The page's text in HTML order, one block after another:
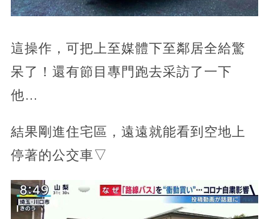
這操作，可把上至媒體下至鄰居全給驚
呆了！還有節目專門跑去采訪了一下
他…
結果剛進住宅區，遠遠就能看到空地上
停著的公交車▽